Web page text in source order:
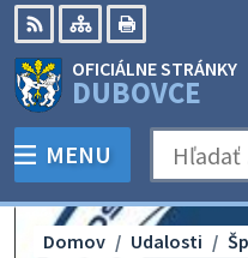
Preskočiť
na
obsah
RSS Mapa
OFICIÁLNE STRÁNKY
DUBOVCE
PREPNÚŤ
MENU Hľadať:
Domov Udalosti